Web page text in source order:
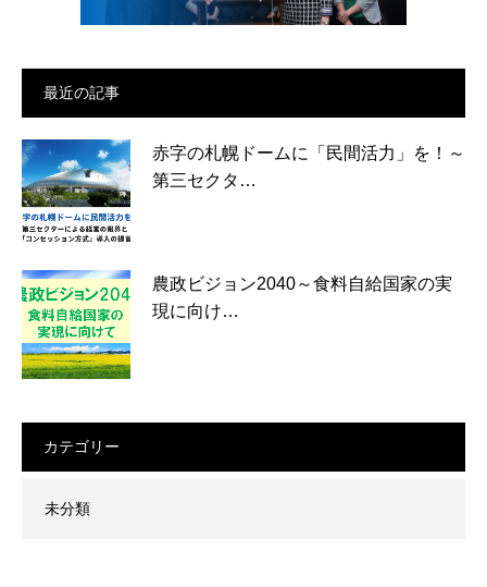
最近の記事
赤字の札幌ドームに「民間活力」を！～
第三セクタ…
農政ビジョン2040～食料自給国家の実
現に向け…
カテゴリー
未分類